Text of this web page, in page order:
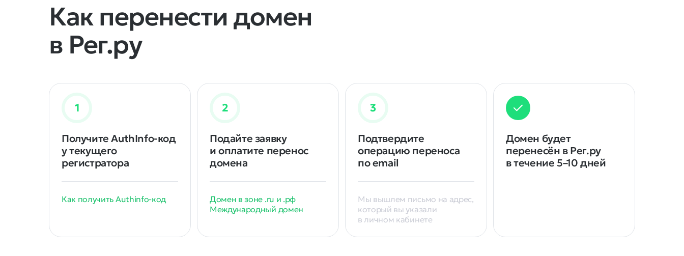
Как перенести домен
в Рег.ру
Получите AuthInfo-код
у текущего
регистратора
Как получить Authinfo-код
Подайте заявку
и оплатите перенос
домена
Домен в зоне .ru и .рф
Международный домен
Подтвердите
операцию переноса
по email
Мы вышлем письмо на адрес,
который вы указали
в личном кабинете
Домен будет
перенесён в Рег.ру
в течение 5–10 дней